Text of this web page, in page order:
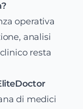
operativa
analisi
resta
di medici